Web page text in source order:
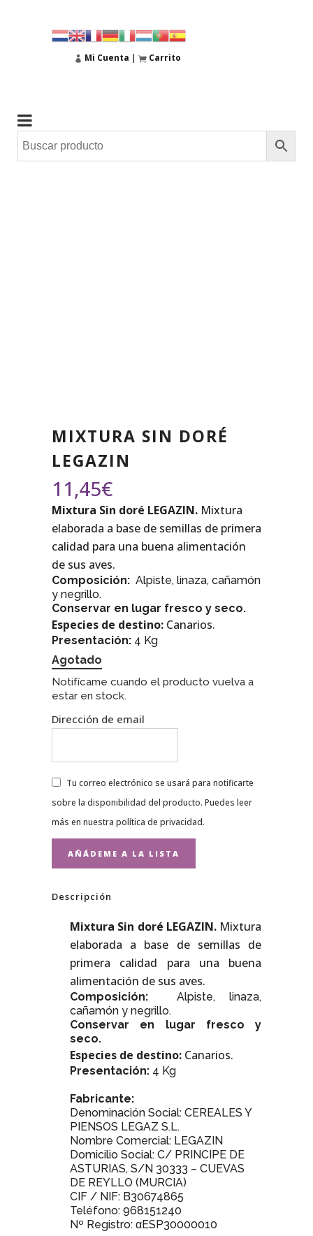
Mi Cuenta | Carrito
MIXTURA SIN DORÉ
LEGAZIN
11,45€
Mixtura Sin doré LEGAZIN. Mixtura
elaborada a base de semillas de primera
calidad para una buena alimentación
de sus aves.
Composición: Alpiste, linaza, cañamón
y negrillo.
Conservar en lugar fresco y seco.
Especies de destino: Canarios.
Presentación: 4 Kg
Agotado
Notifícame cuando el producto vuelva a
estar en stock.
Dirección de email
Tu correo electrónico se usará para notificarte
sobre la disponibilidad del producto. Puedes leer
más en nuestra política de privacidad.
Descripción
Mixtura Sin doré LEGAZIN. Mixtura
elaborada a base de semillas de
primera calidad para una buena
alimentación de sus aves.
Composición: Alpiste, linaza,
cañamón y negrillo.
Conservar en lugar fresco y
seco.
Especies de destino: Canarios.
Presentación: 4 Kg
Fabricante:
Denominación Social: CEREALES Y
PIENSOS LEGAZ S.L.
Nombre Comercial: LEGAZIN
Domicilio Social: C/ PRINCIPE DE
ASTURIAS, S/N 30333 – CUEVAS
DE REYLLO (MURCIA)
CIF / NIF: B30674865
Teléfono: 968151240
Nº Registro: αESP30000010